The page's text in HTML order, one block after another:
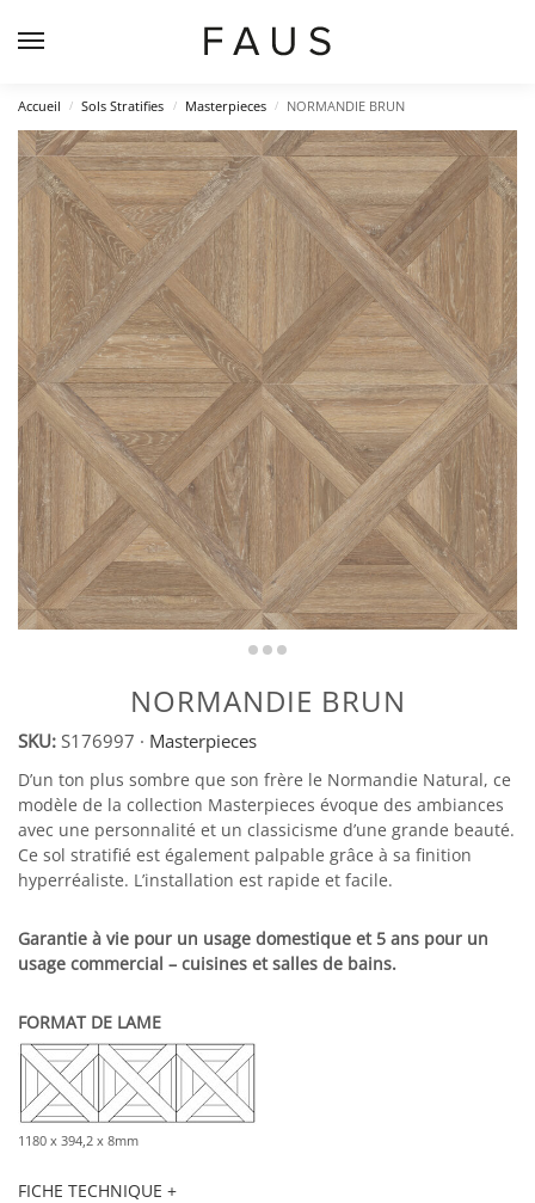
Accueil / Sols Stratifies / Masterpieces / NORMANDIE BRUN
NORMANDIE BRUN
SKU: S176997 · Masterpieces
D’un ton plus sombre que son frère le Normandie Natural, ce
modèle de la collection Masterpieces évoque des ambiances
avec une personnalité et un classicisme d’une grande beauté.
Ce sol stratifié est également palpable grâce à sa finition
hyperréaliste. L’installation est rapide et facile.
Garantie à vie pour un usage domestique et 5 ans pour un
usage commercial – cuisines et salles de bains.
FORMAT DE LAME
1180 x 394,2 x 8mm
FICHE TECHNIQUE +